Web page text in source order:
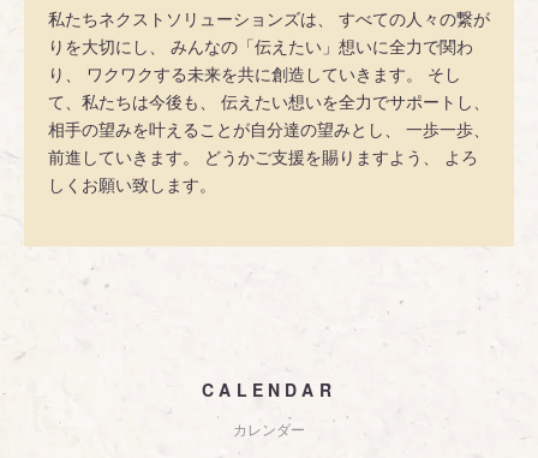
私たちネクストソリューションズは、 すべての人々の繋が
りを大切にし、 みんなの「伝えたい」想いに全力で関わ
り、 ワクワクする未来を共に創造していきます。 そし
て、私たちは今後も、 伝えたい想いを全力でサポートし、
相手の望みを叶えることが自分達の望みとし、 一歩一歩、
前進していきます。 どうかご支援を賜りますよう、 よろ
しくお願い致します。
CALENDAR
カレンダー